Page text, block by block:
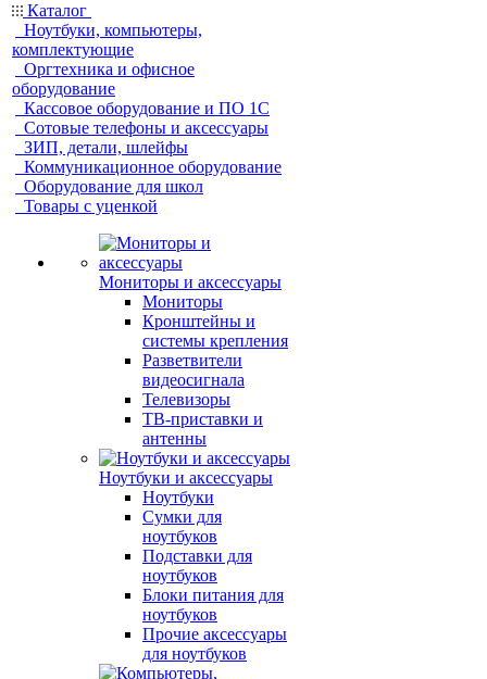
Каталог
Ноутбуки, компьютеры,
комплектующие
Оргтехника и офисное
оборудование
Кассовое оборудование и ПО 1С
Сотовые телефоны и аксессуары
ЗИП, детали, шлейфы
Коммуникационное оборудование
Оборудование для школ
Товары с уценкой
Мониторы и аксессуары
Мониторы
Кронштейны и
системы крепления
Разветвители
видеосигнала
Телевизоры
ТВ-приставки и
антенны
Ноутбуки и аксессуары
Ноутбуки
Сумки для
ноутбуков
Подставки для
ноутбуков
Блоки питания для
ноутбуков
Прочие аксессуары
для ноутбуков